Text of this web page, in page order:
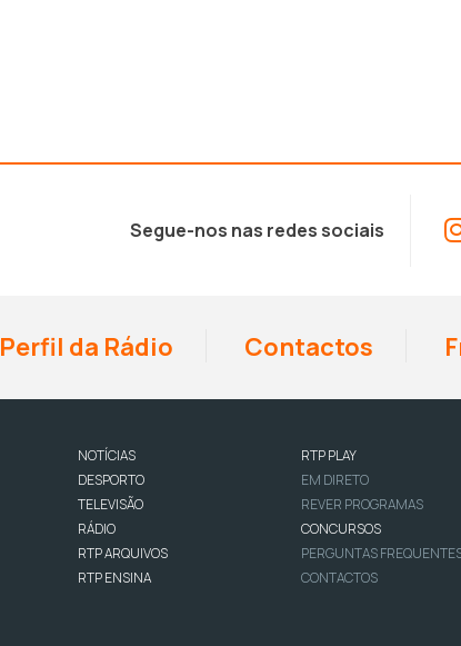
Segue-nos nas redes sociais
Perfil da Rádio Contactos
NOTÍCIAS
DESPORTO
TELEVISÃO
RÁDIO
RTP ARQUIVOS
RTP ENSINA
RTP PLAY
EM DIRETO
REVER PROGRAMAS
CONCURSOS
PERGUNTAS
CONTACTOS